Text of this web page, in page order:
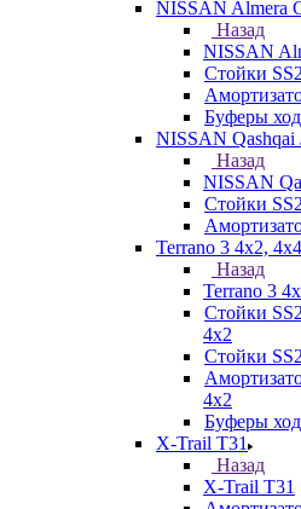
NISSAN Almera
Назад
NISSAN
Стойки
Буферы
NISSAN Qashqai
Назад
NISSAN
Стойки
Terrano 3 4х2, 4х4
Назад
Terrano 3
Стойки
4x2
Стойки
4х2
Буферы
X-Trail T31
Назад
X-Trail T31